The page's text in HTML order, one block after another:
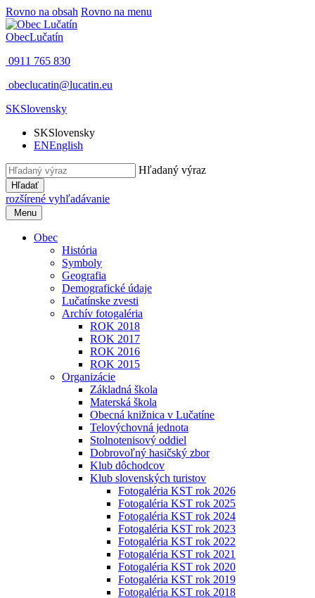
Rovno na obsah Rovno na menu
ObecLučatín
0911 765 830
obeclucatin@lucatin.eu
SKSlovensky
SKSlovensky
ENEnglish
Hľadaný výraz
Hľadať
rozšírené vyhľadávanie
Menu
Obec
História
Symboly
Geografia
Demografické údaje
Lučatínske zvesti
Archív fotogaléria
ROK 2018
ROK 2017
ROK 2016
ROK 2015
Organizácie
Základná škola
Materská škola
Obecná knižnica v Lučatíne
Telovýchovná jednota
Stolnotenisový oddiel
Dobrovoľný hasičský zbor
Klub dôchodcov
Klub slovenských turistov
Fotogaléria KST rok 2026
Fotogaléria KST rok 2025
Fotogaléria KST rok 2024
Fotogaléria KST rok 2023
Fotogaléria KST rok 2022
Fotogaléria KST rok 2021
Fotogaléria KST rok 2020
Fotogaléria KST rok 2019
Fotogaléria KST rok 2018